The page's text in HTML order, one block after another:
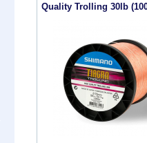
Quality Trolling 30lb